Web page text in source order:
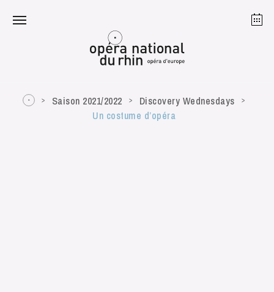
Strasbourg
Saison 2021/2022
Discovery Wednesdays
Un costume d’opéra